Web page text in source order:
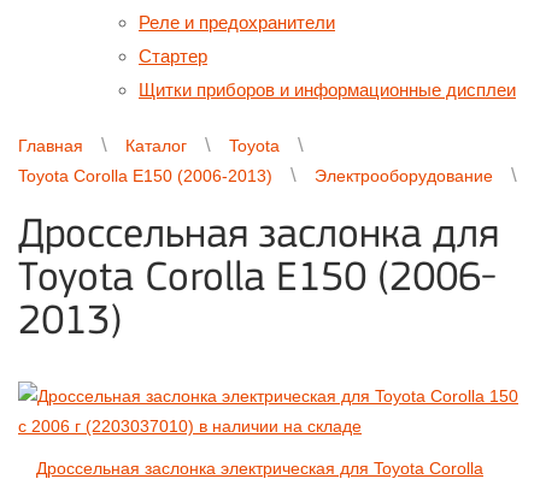
Реле и предохранители
Стартер
Щитки приборов и информационные дисплеи
Главная Каталог
Toyota
Toyota Corolla E150 (2006-2013)
Электрооборудование
Дроссельная заслонка для
Toyota Corolla E150 (2006-
2013)
Дроссельная заслонка электрическая для Toyota Corolla